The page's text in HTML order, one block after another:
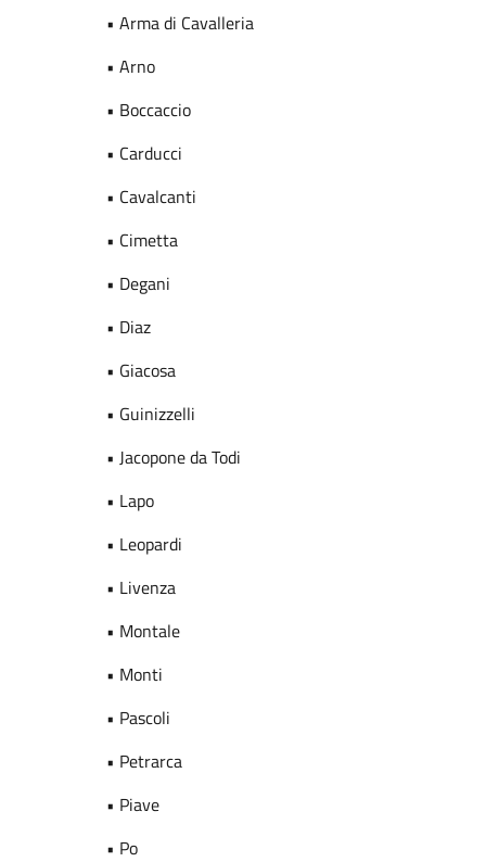
• Arma di Cavalleria
• Arno
• Boccaccio
• Carducci
• Cavalcanti
• Cimetta
• Degani
• Diaz
• Giacosa
• Guinizzelli
• Jacopone da Todi
• Lapo
• Leopardi
• Livenza
• Montale
• Monti
• Pascoli
• Petrarca
• Piave
• Po